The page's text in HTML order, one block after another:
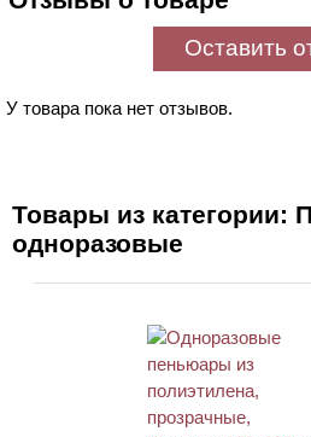
Оставить
У товара пока нет отзывов.
Товары из категории:
одноразовые